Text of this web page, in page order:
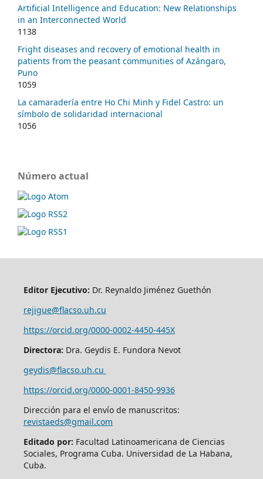
Artificial Intelligence and Education: New Relationships
in an Interconnected World
1138
Fright diseases and recovery of emotional health in
patients from the peasant communities of Azángaro,
Puno
1059
La camaradería entre Ho Chi Minh y Fidel Castro: un
símbolo de solidaridad internacional
1056
Número actual
Editor Ejecutivo: Dr. Reynaldo Jiménez Guethón
rejigue@flacso.uh.cu
https://orcid.org/0000-0002-4450-445X
Directora: Dra. Geydis E. Fundora Nevot
geydis@flacso.uh.cu
https://orcid.org/0000-0001-8450-9936
Dirección para el envío de manuscritos:
revistaeds@gmail.com
Editado por: Facultad Latinoamericana de Ciencias
Sociales, Programa Cuba. Universidad de La Habana,
Cuba.